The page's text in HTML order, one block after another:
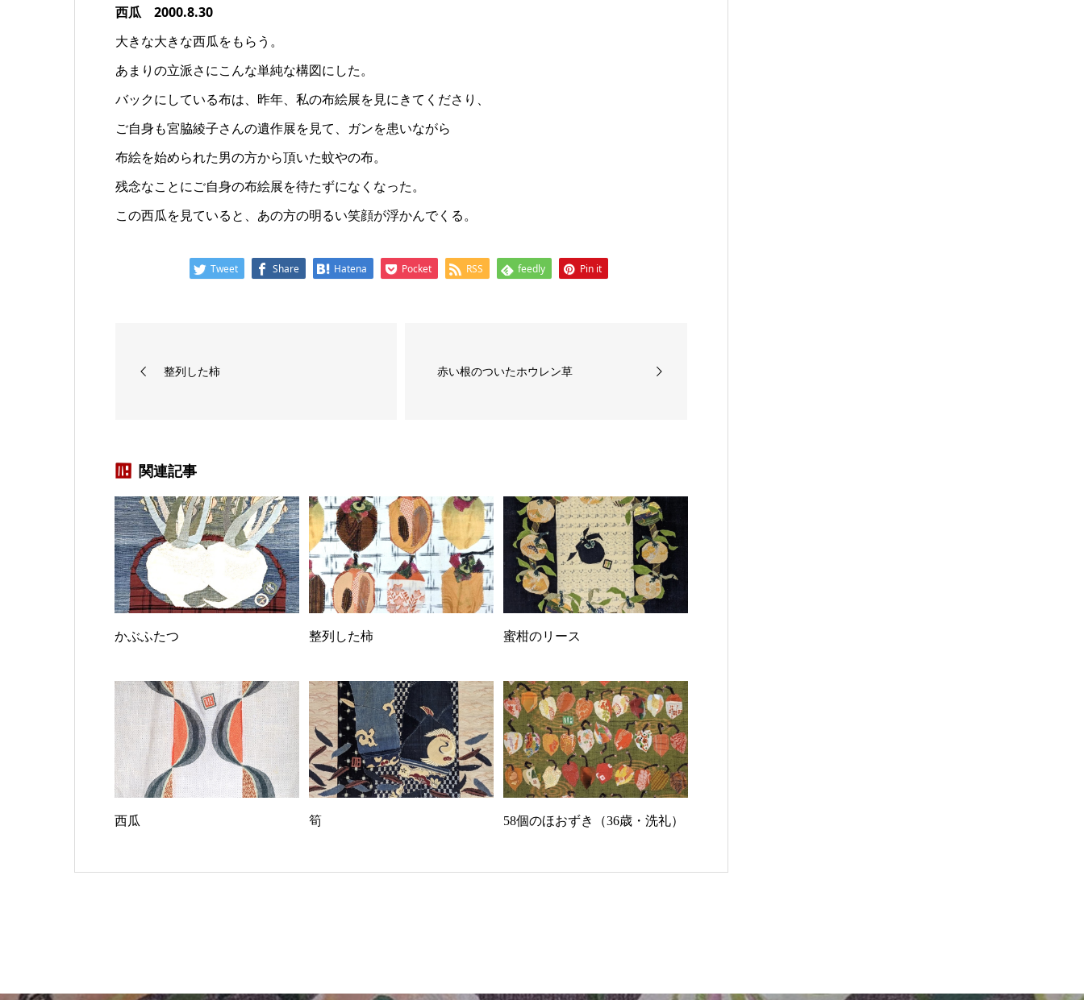
西瓜 2000.8.30
大きな大きな西瓜をもらう。
あまりの立派さにこんな単純な構図にした。
バックにしている布は、昨年、私の布絵展を見にきてくださり、
ご自身も宮脇綾子さんの遺作展を見て、ガンを患いながら
布絵を始められた男の方から頂いた蚊やの布。
残念なことにご自身の布絵展を待たずになくなった。
この西瓜を見ていると、あの方の明るい笑顔が浮かんでくる。
Tweet Share Hatena Pocket RSS feedly Pin it
整列した柿 赤い根のついたホウレン草
関連記事
かぶふたつ 整列した柿 蜜柑のリース
西瓜 筍 58個のほおずき（36歳・洗礼）